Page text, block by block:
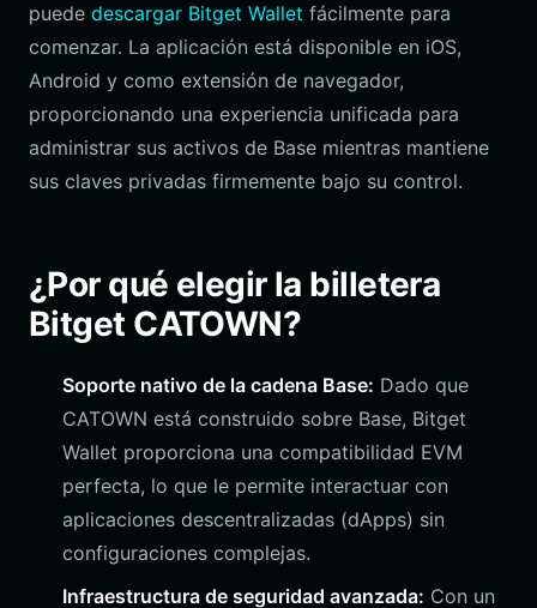
puede descargar Bitget Wallet fácilmente para
comenzar. La aplicación está disponible en iOS,
Android y como extensión de navegador,
proporcionando una experiencia unificada para
administrar sus activos de Base mientras mantiene
sus claves privadas firmemente bajo su control.
¿Por qué elegir la billetera
Bitget CATOWN?
Soporte nativo de la cadena Base: Dado que
CATOWN está construido sobre Base, Bitget
Wallet proporciona una compatibilidad EVM
perfecta, lo que le permite interactuar con
aplicaciones descentralizadas (dApps) sin
configuraciones complejas.
Infraestructura de seguridad avanzada: Con un